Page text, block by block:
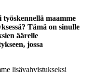
maamme
Tämä on sinulle
äärelle
jossa
lisävahvistukseksi